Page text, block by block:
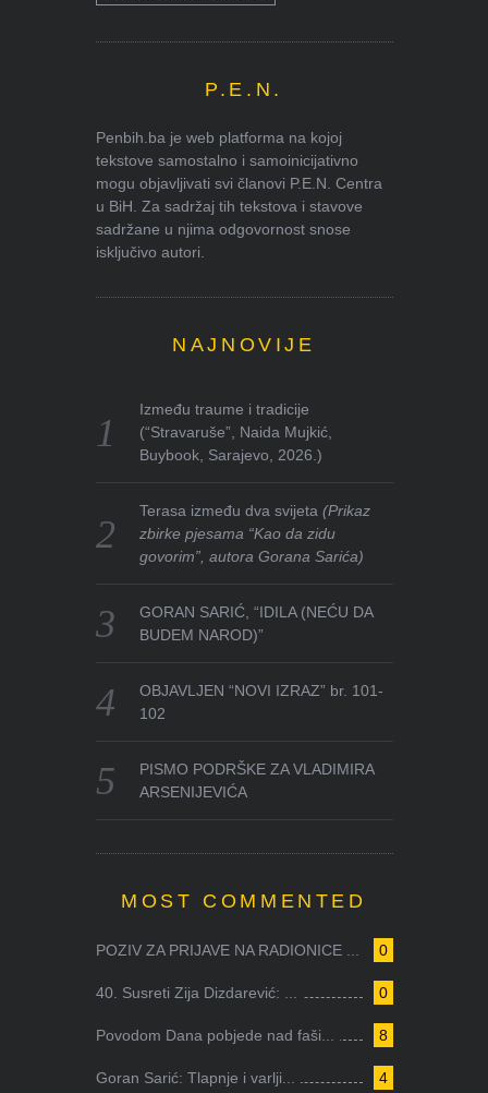
P.E.N.
Penbih.ba je web platforma na kojoj
tekstove samostalno i samoinicijativno
mogu objavljivati svi članovi P.E.N. Centra
u BiH. Za sadržaj tih tekstova i stavove
sadržane u njima odgovornost snose
isključivo autori.
NAJNOVIJE
Između traume i tradicije
(“Stravaruše”, Naida Mujkić,
Buybook, Sarajevo, 2026.)
Terasa između dva svijeta(Prikaz
zbirke pjesama “Kao da zidu
govorim”, autora Gorana Sarića)
GORAN SARIĆ, “IDILA (NEĆU DA
BUDEM NAROD)”
OBJAVLJEN “NOVI IZRAZ” br. 101-
102
PISMO PODRŠKE ZA VLADIMIRA
ARSENIJEVIĆA
MOST COMMENTED
0
POZIV ZA PRIJAVE NA RADIONICE ...
0
40. Susreti Zija Dizdarević: ...
8
Povodom Dana pobjede nad faši...
4
Goran Sarić: Tlapnje i varlji...